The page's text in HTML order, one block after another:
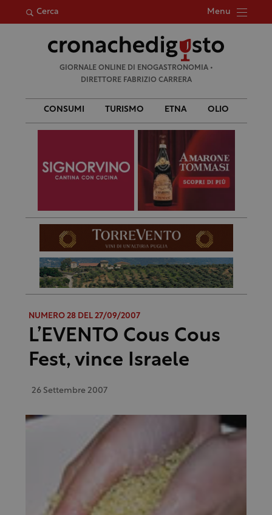
Cerca Menu
per:
GIORNALE ONLINE DI ENOGASTRONOMIA •
DIRETTORE FABRIZIO CARRERA
CONSUMI TURISMO ETNA OLIO
NUMERO 28 DEL 27/09/2007
L’EVENTO Cous Cous
Fest, vince Israele
26 Settembre 2007